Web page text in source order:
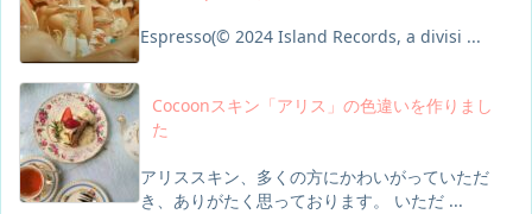
Espresso(© 2024 Island Records, a divisi ...
Cocoonスキン「アリス」の色違いを作りまし
た
アリススキン、多くの方にかわいがっていただ
き、ありがたく思っております。 いただ ...